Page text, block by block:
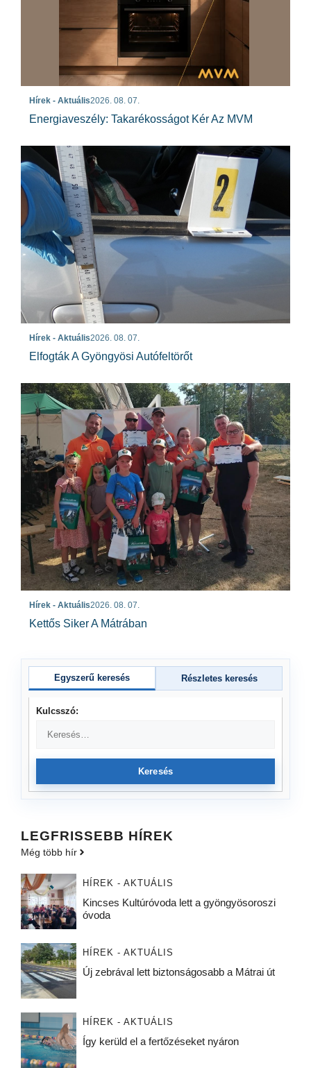
Hírek - Aktuális2026. 08. 07.
Energiaveszély: Takarékosságot Kér Az MVM
Hírek - Aktuális2026. 08. 07.
Elfogták A Gyöngyösi Autófeltörőt
Hírek - Aktuális2026. 08. 07.
Kettős Siker A Mátrában
Egyszerű keresés Részletes keresés
Kulcsszó:
Keresés
LEGFRISSEBB HÍREK
Még több hír
HÍREK - AKTUÁLIS
Kincses Kultúróvoda lett a gyöngyösoroszi
óvoda
HÍREK - AKTUÁLIS
Új zebrával lett biztonságosabb a Mátrai út
HÍREK - AKTUÁLIS
Így kerüld el a fertőzéseket nyáron